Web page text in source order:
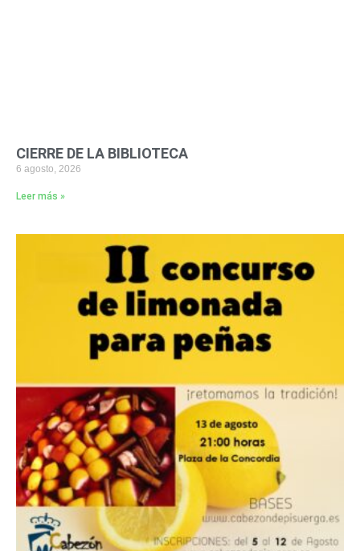
CIERRE DE LA BIBLIOTECA
6 agosto, 2026
Leer más »